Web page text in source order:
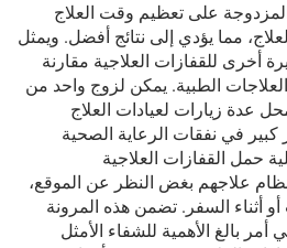
على تعظيم وقت العلاج
مما يؤدي إلى نتائج أفضل. ويمثل
أخرى للقفازات العلاجية مقارنة
العلاجات الطبية. يمكن لزوج واحد من
عدة زيارات لعيادات العلاج
كبير في نفقات الرعاية الصحية
حمل القفازات العلاجية
علاجهم بغض النظر عن الموقع،
أثناء السفر. تضمن هذه المرونة
بالغ الأهمية للشفاء الأمثل